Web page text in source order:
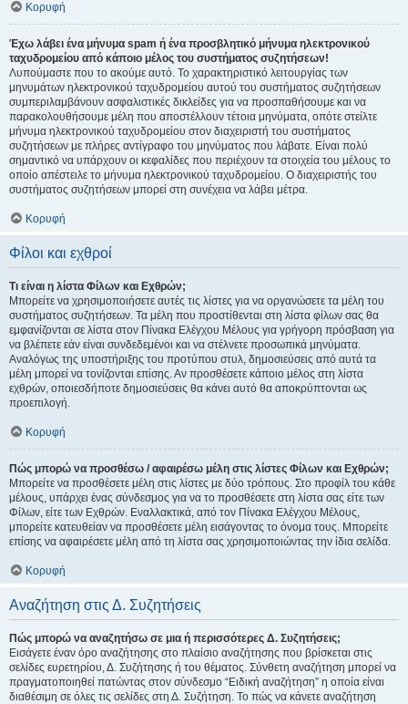
Κορυφή
Έχω λάβει ένα μήνυμα spam ή ένα προσβλητικό μήνυμα ηλεκτρονικού
ταχυδρομείου από κάποιο μέλος του συστήματος συζητήσεων!
Λυπούμαστε που το ακούμε αυτό. Το χαρακτηριστικό λειτουργίας των
μηνυμάτων ηλεκτρονικού ταχυδρομείου αυτού του συστήματος συζητήσεων
συμπεριλαμβάνουν ασφαλιστικές δικλείδες για να προσπαθήσουμε και να
παρακολουθήσουμε μέλη που αποστέλλουν τέτοια μηνύματα, οπότε στείλτε
μήνυμα ηλεκτρονικού ταχυδρομείου στον διαχειριστή του συστήματος
συζητήσεων με πλήρες αντίγραφο του μηνύματος που λάβατε. Είναι πολύ
σημαντικό να υπάρχουν οι κεφαλίδες που περιέχουν τα στοιχεία του μέλους το
οποίο απέστειλε το μήνυμα ηλεκτρονικού ταχυδρομείου. Ο διαχειριστής του
συστήματος συζητήσεων μπορεί στη συνέχεια να λάβει μέτρα.
Κορυφή
Φίλοι και εχθροί
Τι είναι η λίστα Φίλων και Εχθρών;
Μπορείτε να χρησιμοποιήσετε αυτές τις λίστες για να οργανώσετε τα μέλη του
συστήματος συζητήσεων. Τα μέλη που προστίθενται στη λίστα φίλων σας θα
εμφανίζονται σε λίστα στον Πίνακα Ελέγχου Μέλους για γρήγορη πρόσβαση για
να βλέπετε εάν είναι συνδεδεμένοι και να στέλνετε προσωπικά μηνύματα.
Αναλόγως της υποστήριξης του προτύπου στυλ, δημοσιεύσεις από αυτά τα
μέλη μπορεί να τονίζονται επίσης. Αν προσθέσετε κάποιο μέλος στη λίστα
εχθρών, οποιεσδήποτε δημοσιεύσεις θα κάνει αυτό θα αποκρύπτονται ως
προεπιλογή.
Κορυφή
Πώς μπορώ να προσθέσω / αφαιρέσω μέλη στις λίστες Φίλων και Εχθρών;
Μπορείτε να προσθέσετε μέλη στις λίστες με δύο τρόπους. Στο προφίλ του κάθε
μέλους, υπάρχει ένας σύνδεσμος για να το προσθέσετε στη λίστα σας είτε των
Φίλων, είτε των Εχθρών. Εναλλακτικά, από τον Πίνακα Ελέγχου Μέλους,
μπορείτε κατευθείαν να προσθέσετε μέλη εισάγοντας το όνομα τους. Μπορείτε
επίσης να αφαιρέσετε μέλη από τη λίστα σας χρησιμοποιώντας την ίδια σελίδα.
Κορυφή
Αναζήτηση στις Δ. Συζητήσεις
Πώς μπορώ να αναζητήσω σε μια ή περισσότερες Δ. Συζητήσεις;
Εισάγετε έναν όρο αναζήτησης στο πλαίσιο αναζήτησης που βρίσκεται στις
σελίδες ευρετηρίου, Δ. Συζήτησης ή του θέματος. Σύνθετη αναζήτηση μπορεί να
πραγματοποιηθεί πατώντας στον σύνδεσμο “Ειδική αναζήτηση” η οποία είναι
διαθέσιμη σε όλες τις σελίδες στη Δ. Συζήτηση. Το πώς να κάνετε αναζήτηση